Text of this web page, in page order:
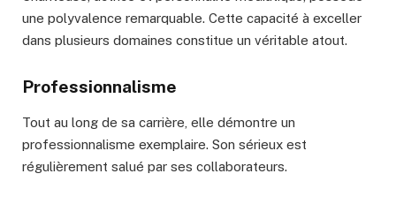
une polyvalence remarquable. Cette capacité à exceller
dans plusieurs domaines constitue un véritable atout.
Professionnalisme
Tout au long de sa carrière, elle démontre un
professionnalisme exemplaire. Son sérieux est
régulièrement salué par ses collaborateurs.